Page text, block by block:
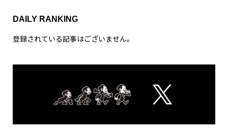
DAILY RANKING
登録されている記事はございません。